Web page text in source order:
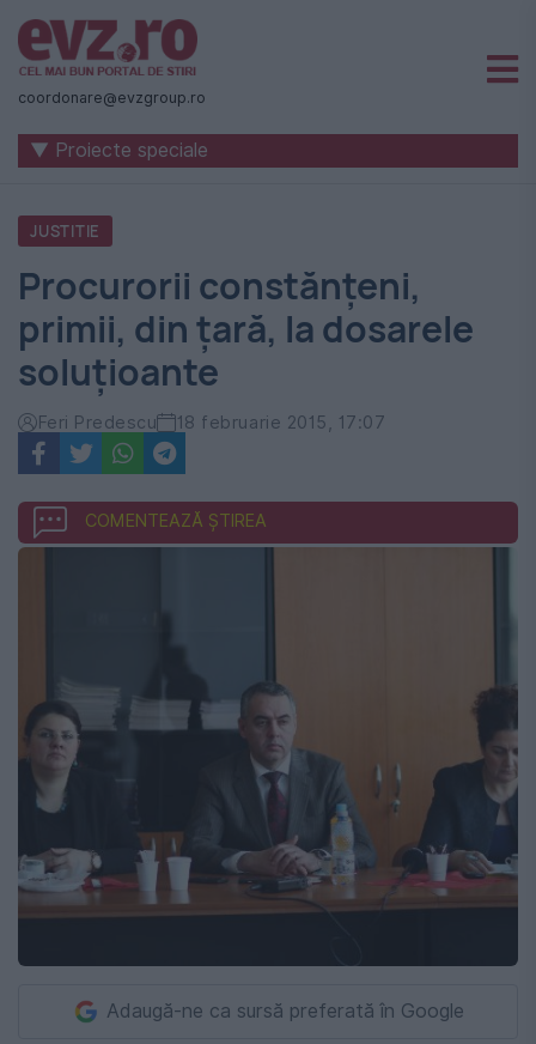
Știri
naționale
internaționale
România
-
Evenimentul
Zilei
coordonare@evzgroup.ro
▼ Proiecte speciale
JUSTITIE
Procurorii constănţeni,
primii, din ţară, la dosarele
soluţioante
Feri Predescu 18 februarie 2015, 17:07
COMENTEAZĂ ȘTIREA
Adaugă-ne ca sursă preferată în Google